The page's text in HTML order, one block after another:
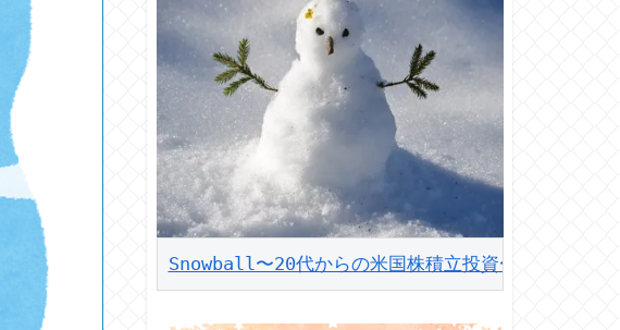
Snowball〜20代からの米国株積立投資〜